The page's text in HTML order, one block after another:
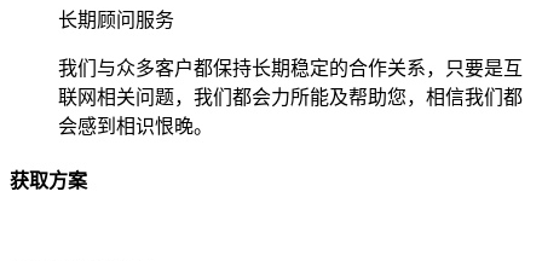
长期顾问服务
我们与众多客户都保持长期稳定的合作关系，只要是互
联网相关问题，我们都会力所能及帮助您，相信我们都
会感到相识恨晚。
获取方案